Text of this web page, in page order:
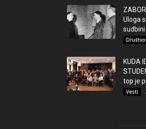
Uloga
Društvo
KUDA
top je
Vesti